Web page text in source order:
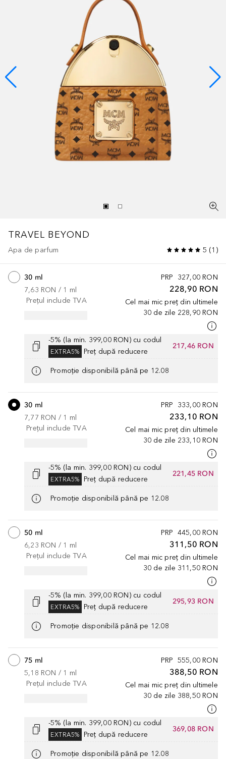
TRAVEL BEYOND
Apa de parfum 5 (1 )
PRP 327,00 RON
228,90 RON
Cel mai mic preț din ultimele
30 de zile 228,90 RON
30 ml
7,63 RON / 1 ml
Prețul include TVA
-5% (la min. 399,00 RON) cu codul
EXTRA5% Preț după reducere
217,46 RON
Promoție disponibilă până pe 12.08
PRP 333,00 RON
233,10 RON
Cel mai mic preț din ultimele
30 de zile 233,10 RON
30 ml
7,77 RON / 1 ml
Prețul include TVA
-5% (la min. 399,00 RON) cu codul
EXTRA5% Preț după reducere
221,45 RON
Promoție disponibilă până pe 12.08
PRP 445,00 RON
311,50 RON
Cel mai mic preț din ultimele
30 de zile 311,50 RON
50 ml
6,23 RON / 1 ml
Prețul include TVA
-5% (la min. 399,00 RON) cu codul
EXTRA5% Preț după reducere
295,93 RON
Promoție disponibilă până pe 12.08
PRP 555,00 RON
388,50 RON
Cel mai mic preț din ultimele
30 de zile 388,50 RON
75 ml
5,18 RON / 1 ml
Prețul include TVA
-5% (la min. 399,00 RON) cu codul
EXTRA5% Preț după reducere
369,08 RON
Promoție disponibilă până pe 12.08